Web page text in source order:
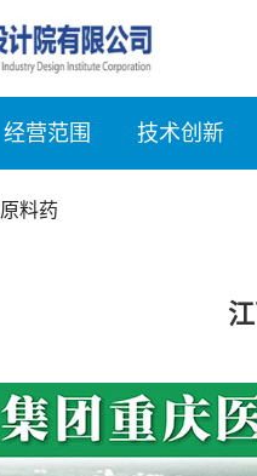
经营范围 技术创新
原料药